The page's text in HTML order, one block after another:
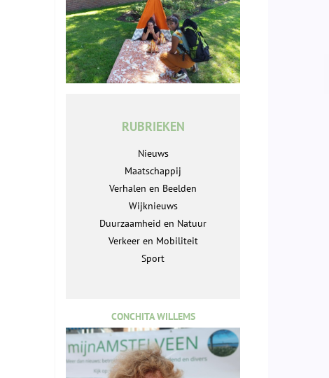
RUBRIEKEN
Nieuws
Maatschappij
Verhalen en Beelden
Wijknieuws
Duurzaamheid en Natuur
Verkeer en Mobiliteit
Sport
CONCHITA WILLEMS